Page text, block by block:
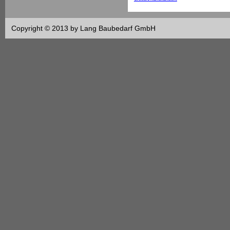
Copyright © 2013 by Lang Baubedarf GmbH